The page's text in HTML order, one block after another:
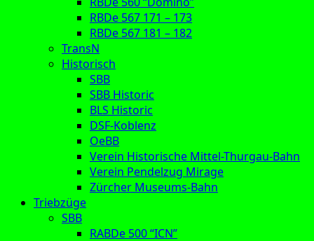
RBDe 567 171 – 173
RBDe 567 181 – 182
TransN
Historisch
SBB
SBB Historic
BLS Historic
DSF-Koblenz
OeBB
Verein Historische Mittel-Thurgau-Bahn
Verein Pendelzug Mirage
Zürcher Museums-Bahn
Triebzüge
SBB
RABDe 500 “ICN”